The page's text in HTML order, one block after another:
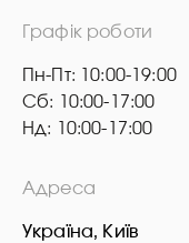
Графік роботи
Пн-Пт: 10:00-19:00
Сб: 10:00-17:00
Нд: 10:00-17:00
Адреса
Україна, Київ